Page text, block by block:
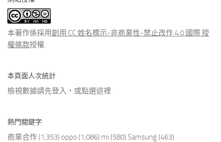
類
文
章
本著作係採用創用 CC 姓名標示-非商業性-禁止改作 4.0 國際 授
權條款授權.
本頁面人次統計
檢視數據請先登入，或點選這裡
熱門關鍵字
商業合作 (1,353) oppo (1,086) mi (580) Samsung (463)